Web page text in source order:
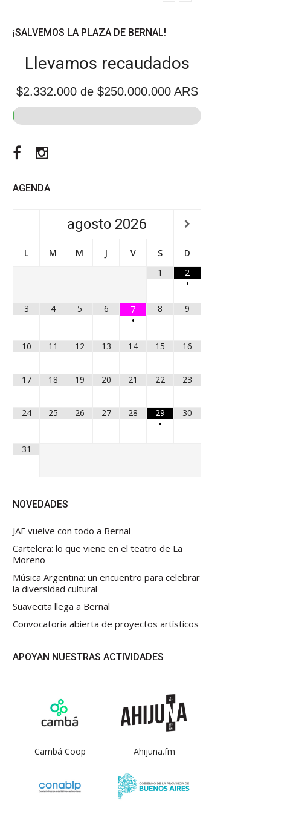
¡SALVEMOS LA PLAZA DE BERNAL!
Llevamos recaudados
$2.332.000de $250.000.000 ARS
Facebook
AGENDA
agosto 2026
L M M J V S
D
1
2
•
3 4 5 6
7
•
8 9
10 11 12 13 14 15 16
17 18 19 20 21 22 23
24 25 26 27 28
29
•
30
31
NOVEDADES
JAF vuelve con todo a Bernal
Cartelera: lo que viene en el teatro de La
Moreno
Música Argentina: un encuentro para celebrar
la diversidad cultural
Suavecita llega a Bernal
Convocatoria abierta de proyectos artísticos
APOYAN NUESTRAS ACTIVIDADES
Cambá Coop Ahijuna.fm